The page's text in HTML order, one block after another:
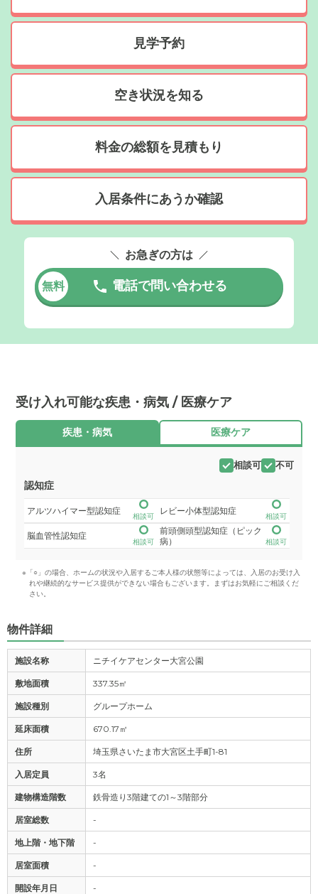
見学予約
空き状況を知る
料金の総額を見積もり
入居条件にあうか確認
お急ぎの方は
無料 電話で問い合わせる
受け入れ可能な疾患・病気 / 医療ケア
疾患・病気 医療ケア
相談可 不可
認知症
アルツハイマー型認知症
相談可
レビー小体型認知症
相談可
脳血管性認知症
相談可
前頭側頭型認知症（ピック
病）
相談可
※「○」の場合、ホームの状況や入居するご本人様の状態等によっては、入居のお受け入
れや継続的なサービス提供ができない場合もございます。まずはお気軽にご相談くだ
さい。
物件詳細
施設名称 ニチイケアセンター大宮公園
敷地面積 337.35㎡
施設種別 グループホーム
延床面積 670.17㎡
住所 埼玉県さいたま市大宮区土手町1-81
入居定員 3名
建物構造階数 鉄骨造り3階建ての1～3階部分
居室総数 -
地上階・地下階 -
居室面積 -
開設年月日 -